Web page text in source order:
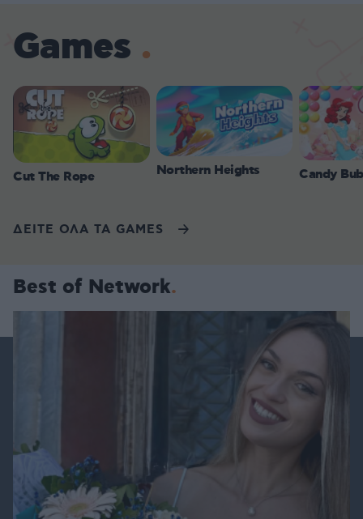
Games
Cut The Rope Northern Heights Candy
ΔΕΙΤΕ ΟΛΑ ΤΑ GAMES
Best of Network